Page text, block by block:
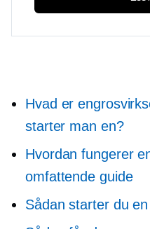
Hvad er
starter man en?
Hvordan fungerer
omfattende guide
Sådan starter du